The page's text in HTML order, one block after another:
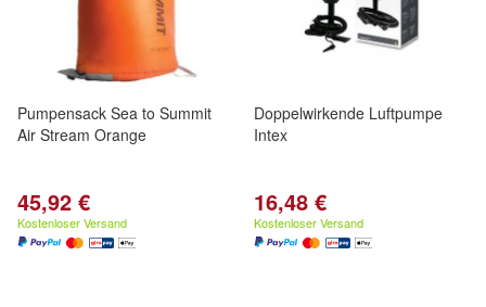
Pumpensack Sea to Summit
Air Stream Orange
45,92 €
Kostenloser Versand
Doppelwirkende Luftpumpe
Intex
16,48 €
Kostenloser Versand